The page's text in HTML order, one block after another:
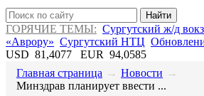
Найти
ГОРЯЧИЕ ТЕМЫ: Сургутский ж/д
«Аврору» Сургутский НТЦ
USD 81,4077 EUR 94,0585
Главная страница → Новости →
Минздрав планирует ввести ...